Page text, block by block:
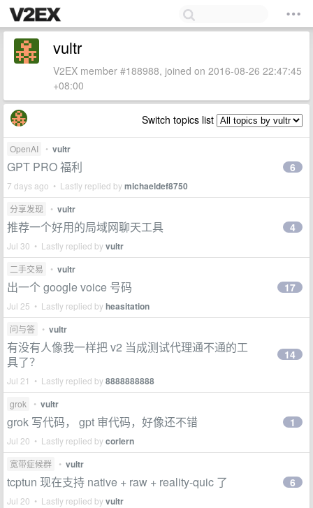
vultr
V2EX member #188988, joined on 2016-08-26 22:47:45
+08:00
Switch topics list
OpenAI • vultr
GPT PRO 福利
7 days ago • Lastly replied bymichaeldef8750
6
分享发现 • vultr
推荐一个好用的局域网聊天工具
Jul 30 • Lastly replied byvultr
4
二手交易 • vultr
出一个 google voice 号码
Jul 25 • Lastly replied byheasitation
17
问与答 • vultr
有没有人像我一样把 v2 当成测试代理通不通的工
具了？
Jul 21 • Lastly replied by8888888888
14
grok • vultr
grok 写代码， gpt 审代码，好像还不错
Jul 20 • Lastly replied bycorlern
1
宽带症候群 • vultr
tcptun 现在支持 native + raw + reality-quic 了
Jul 20 • Lastly replied byvultr
6